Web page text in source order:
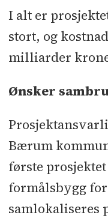
Bausystemel
Byggimpuls
lEgas Sportl
lFiresafel
Blikkslageril
I alt er
stort, og
milliarder
Ønsker
Bærum
første
formålsbygg
samlokaliseres